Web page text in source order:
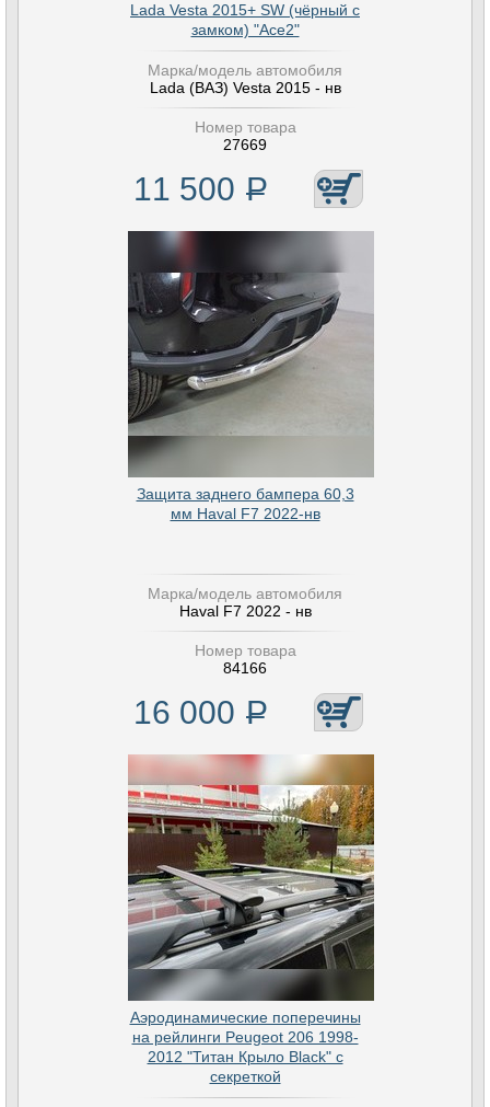
Lada Vesta 2015+ SW (чёрный с
замком) "Ace2"
Марка/модель автомобиля
Lada (ВАЗ) Vesta 2015 - нв
Номер товара
27669
11 500 Р
Защита заднего бампера 60,3
мм Haval F7 2022-нв
Марка/модель автомобиля
Haval F7 2022 - нв
Номер товара
84166
16 000 Р
Аэродинамические поперечины
на рейлинги Peugeot 206 1998-
2012 "Титан Крыло Black" с
секреткой